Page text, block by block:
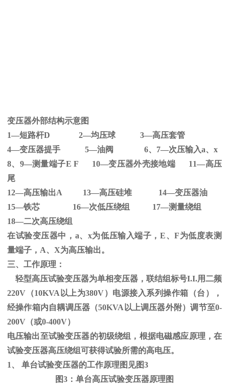
变压器外部结构示意图
1—短路杆D 2—均压球 3—高压套管
4—变压器提手 5—油阀 6、 7—次压输入a、 x
8、 9—测量端子E F 10—变压器外壳接地端 11—高压
尾
12—高压输出A 13—高压硅堆 14—变压器油
15—铁芯 16—次低压绕组 17—测量绕组
18—二次高压绕组
在试验变压器中， a、 x为低压输入端子， E、F为低度表测
量端子， A、 X为高压输出。
三、工作原理：
轻型高压试验变压器为单相变压器，联结组标号I.I.用二频
220V （10KVA 以上为380V）电源接入系列操作箱（台），
经操作箱内自耦调压器（50KVA 以上调压器外附）调节至0-
200V （或0-400V）
电压输出至试验变压器的初级绕组，根据电磁感应原理，在
试验变压器高压绕组可获得试验所需的高电压。
1、 单台试验变压器的工作原理图见图3
图3 ：单台高压试验变压器原理图